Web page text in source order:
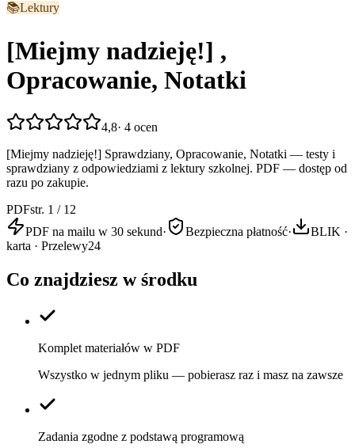
📚Lektury
[Miejmy nadzieję!] ,
Opracowanie, Notatki
4,8· 4 ocen
[Miejmy nadzieję!] Sprawdziany, Opracowanie, Notatki — testy i
sprawdziany z odpowiedziami z lektury szkolnej. PDF — dostęp od
razu po zakupie.
PDFstr. 1 / 12
PDF na mailu w 30 sekund· Bezpieczna płatność·
BLIK ·
karta · Przelewy24
Co znajdziesz w środku
Komplet materiałów w PDF
Wszystko w jednym pliku — pobierasz raz i masz na zawsze
Zadania zgodne z podstawą programową